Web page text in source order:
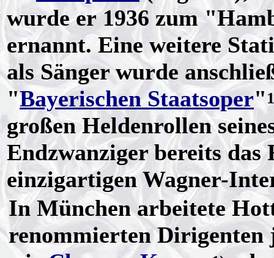
wurde er 1936 zum
ernannt. Eine weitere
als Sänger wurde
"Bayerischen Staatsoper"
großen Heldenrollen
Endzwanziger bereits das
einzigartigen Wagner-
In München arbeitete
renommierten Dirigenten